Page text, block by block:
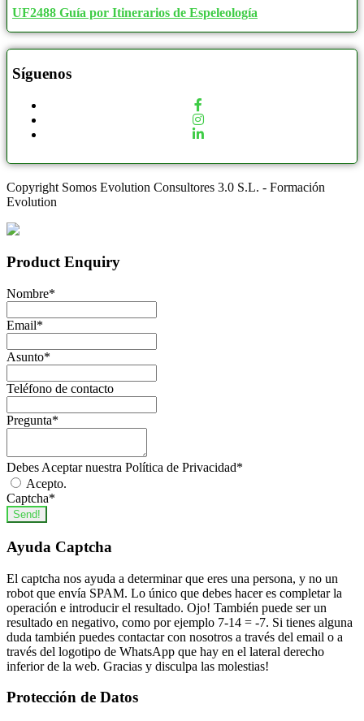
UF2488 Guía por Itinerarios de Espeleología
Síguenos
Copyright Somos Evolution Consultores 3.0 S.L. - Formación
Evolution
Product Enquiry
Nombre*
Email*
Asunto*
Teléfono de contacto
Pregunta*
Debes Aceptar nuestra Política de Privacidad*
Acepto.
Captcha*
Send!
Ayuda Captcha
El captcha nos ayuda a determinar que eres una persona, y no un
robot que envía SPAM. Lo único que debes hacer es completar la
operación e introducir el resultado. Ojo! También puede ser un
resultado en negativo, como por ejemplo 7-14 = -7. Si tienes alguna
duda también puedes contactar con nosotros a través del email o a
través del logotipo de WhatsApp que hay en el lateral derecho
inferior de la web. Gracias y disculpa las molestias!
Protección de Datos